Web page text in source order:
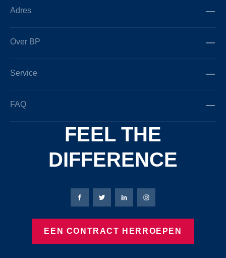
Adres
Over BP
Service
FAQ
FEEL THE
DIFFERENCE
Bierbaum-Proenen Facebook-pagina
Bierbaum-Proenen X-pagina
Bierbaum-Proenen
Bierbaum-Proenen
EEN CONTRACT HERROEPEN